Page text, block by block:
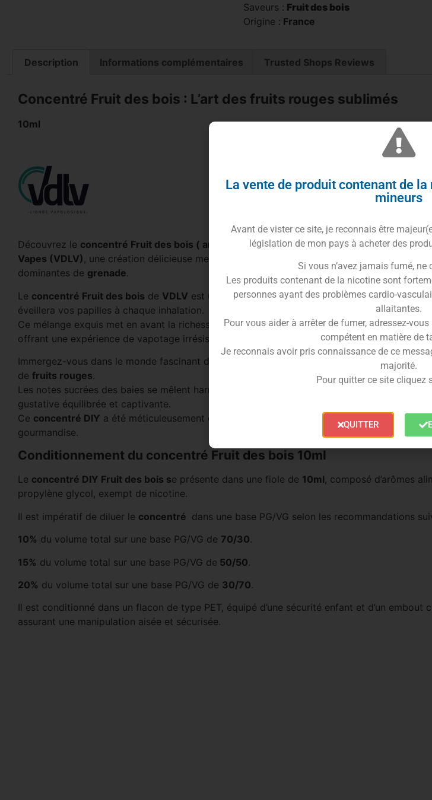
Saveurs : Fruit des bois
Origine : France
Description Informations complémentaires Trusted Shops Reviews
Concentré Fruit des bois : L’art des fruits rouges sublimés
10ml
Découvrez le concentré Fruit des bois ( anciennement convoitis) 10mldu fabricant
Vapes (VDLV) , une création délicieuse mettant à l’honneur les
dominantes de grenade.
Le concentré Fruit des bois de VDLV est une invitation à la tentation, une symphonie de
éveillera vos papilles à chaque inhalation.
Ce mélange exquis met en avant la richesse desfruits rouges , avec une dominante
offrant une expérience de vapotage irrésistible et envoûtante.
Immergez-vous dans le monde fascinant du
, où chaque bouffée est
de fruits rouges.
Les notes sucrées des baies se mêlent harmonieusement à l’intensité de la
gustative équilibrée et captivante.
Ce concentré DIY a été méticuleusement conçu pour offrir une expérience de vape pleine
gourmandise.
Conditionnement du concentré Fruit des bois 10ml
Le concentré DIY Fruit des bois se présente dans une fiole de 10ml, composé d’arômes
propylène glycol, exempt de nicotine.
Il est impératif de diluer le concentré dans une base PG/VG selon les recommandations
10% du volume total sur une base PG/VG de 70/30.
15% du volume total sur une base PG/VG de 50/50.
20% du volume total sur une base PG/VG de 30/70.
Il est conditionné dans un flacon de type PET, équipé d’une sécurité enfant et d’un embout
assurant une manipulation aisée et sécurisée.
La vente de produit contenant de
mineurs
Avant de vister ce site, je reconnais être
législation de mon pays à acheter des
Si vous n’avez jamais fumé, ne
Les produits contenant de la nicotine sont
personnes ayant des problèmes cardio-
allaitantes.
Pour vous aider à arrêter de fumer, adressez-
compétent en matière de
Je reconnais avoir pris connaissance de ce
majorité.
Pour quitter ce site cliquez
QUITTER